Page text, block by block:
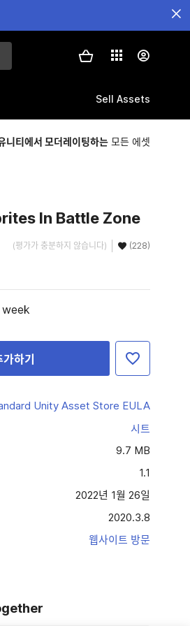
Sell Assets
니티에서 모더레이팅하는 모든 에셋
In Battle Zone
(평가가 충분하지 않습니다) (228)
하기
Unity Asset Store EULA
시트
9.7 MB
1.1
2022년 1월 26일
2020.3.8
웹사이트 방문